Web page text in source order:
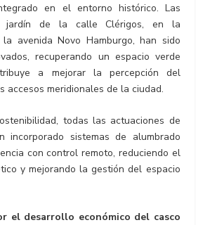
en el entorno histórico. Las
jardín de la calle Clérigos, en la
avenida Novo Hamburgo, han sido
recuperando un espacio verde
a mejorar la percepción del
accesos meridionales de la ciudad.
todas las actuaciones de
incorporado sistemas de alumbrado
con control remoto, reduciendo el
y mejorando la gestión del espacio
el desarrollo económico del casco